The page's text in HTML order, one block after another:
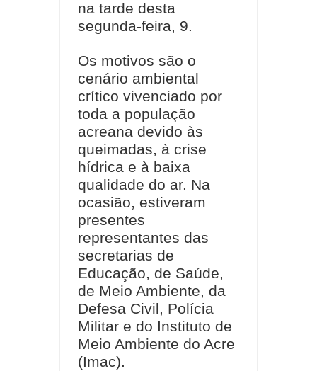
na tarde desta
segunda-feira, 9.
Os motivos são o
cenário ambiental
crítico vivenciado por
toda a população
acreana devido às
queimadas, à crise
hídrica e à baixa
qualidade do ar. Na
ocasião, estiveram
presentes
representantes das
secretarias de
Educação, de Saúde,
de Meio Ambiente, da
Defesa Civil, Polícia
Militar e do Instituto de
Meio Ambiente do Acre
(Imac).